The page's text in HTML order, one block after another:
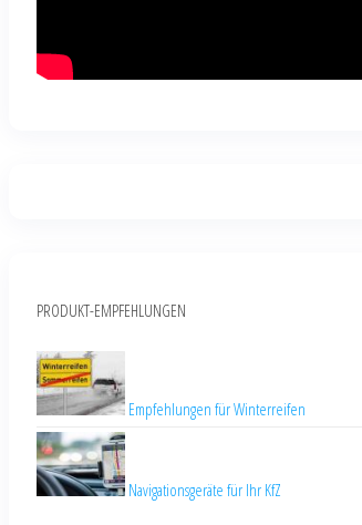
PRODUKT-EMPFEHLUNGEN
Empfehlungen für Winterreifen
Navigationsgeräte für Ihr KfZ